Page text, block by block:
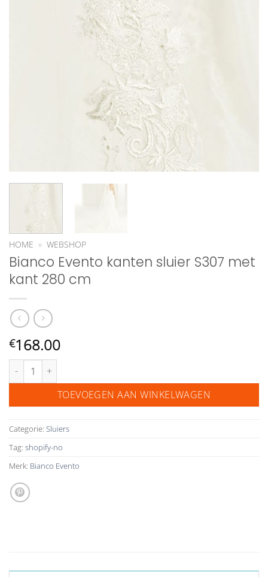
HOME » WEBSHOP
Bianco Evento kanten sluier S307 met
kant 280 cm
€168.00
Bianco Evento kanten sluier S307 met kant 280 cm aantal
TOEVOEGEN AAN WINKELWAGEN
Categorie: Sluiers
Tag: shopify-no
Merk: Bianco Evento